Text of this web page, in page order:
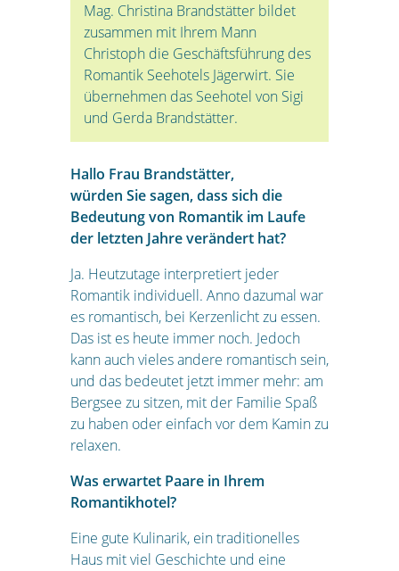
Mag. Christina Brandstätter bildet
zusammen mit Ihrem Mann
Christoph die Geschäftsführung des
Romantik Seehotels Jägerwirt. Sie
übernehmen das Seehotel von Sigi
und Gerda Brandstätter.
Hallo Frau Brandstätter,
würden Sie sagen, dass sich die
Bedeutung von Romantik im Laufe
der letzten Jahre verändert hat?
Ja. Heutzutage interpretiert jeder
Romantik individuell. Anno dazumal war
es romantisch, bei Kerzenlicht zu essen.
Das ist es heute immer noch. Jedoch
kann auch vieles andere romantisch sein,
und das bedeutet jetzt immer mehr: am
Bergsee zu sitzen, mit der Familie Spaß
zu haben oder einfach vor dem Kamin zu
relaxen.
Was erwartet Paare in Ihrem
Romantikhotel?
Eine gute Kulinarik, ein traditionelles
Haus mit viel Geschichte und eine